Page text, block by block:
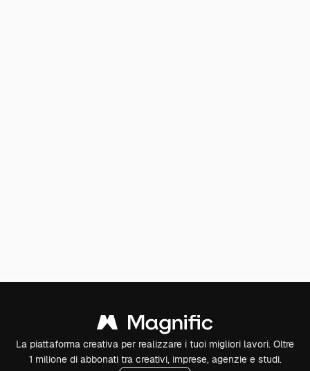
La piattaforma creativa per realizzare i tuoi migliori lavori. Oltre
1 milione di abbonati tra creativi, imprese, agenzie e studi.